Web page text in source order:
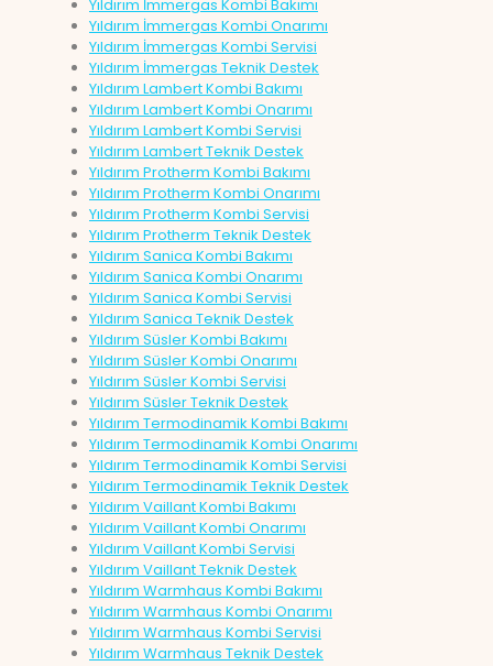
Yıldırım İmmergas Kombi Bakımı
Yıldırım İmmergas Kombi Onarımı
Yıldırım İmmergas Kombi Servisi
Yıldırım İmmergas Teknik Destek
Yıldırım Lambert Kombi Bakımı
Yıldırım Lambert Kombi Onarımı
Yıldırım Lambert Kombi Servisi
Yıldırım Lambert Teknik Destek
Yıldırım Protherm Kombi Bakımı
Yıldırım Protherm Kombi Onarımı
Yıldırım Protherm Kombi Servisi
Yıldırım Protherm Teknik Destek
Yıldırım Sanica Kombi Bakımı
Yıldırım Sanica Kombi Onarımı
Yıldırım Sanica Kombi Servisi
Yıldırım Sanica Teknik Destek
Yıldırım Süsler Kombi Bakımı
Yıldırım Süsler Kombi Onarımı
Yıldırım Süsler Kombi Servisi
Yıldırım Süsler Teknik Destek
Yıldırım Termodinamik Kombi Bakımı
Yıldırım Termodinamik Kombi Onarımı
Yıldırım Termodinamik Kombi Servisi
Yıldırım Termodinamik Teknik Destek
Yıldırım Vaillant Kombi Bakımı
Yıldırım Vaillant Kombi Onarımı
Yıldırım Vaillant Kombi Servisi
Yıldırım Vaillant Teknik Destek
Yıldırım Warmhaus Kombi Bakımı
Yıldırım Warmhaus Kombi Onarımı
Yıldırım Warmhaus Kombi Servisi
Yıldırım Warmhaus Teknik Destek